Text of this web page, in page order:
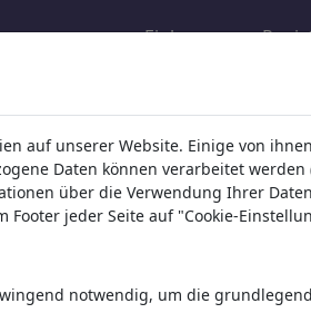
Einloggen
für:
auf unserer Website. Einige von
Daten können verarbeitet
über die Verwendung Ihrer
jeder Seite auf "Cookie-
notwendig, um die